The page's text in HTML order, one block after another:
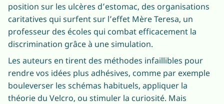
position sur les ulcères d’estomac, des organisations
caritatives qui surfent sur l’effet Mère Teresa, un
professeur des écoles qui combat efficacement la
discrimination grâce à une simulation.
Les auteurs en tirent des méthodes infaillibles pour
rendre vos idées plus adhésives, comme par exemple
bouleverser les schémas habituels, appliquer la
théorie du Velcro, ou stimuler la curiosité. Mais